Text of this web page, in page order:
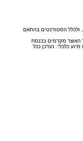
ולכלל הסטודנטים בהתאם
האוצר מקדמים בכנסת
לימוד, ומלגות סיוע כלכלי. נעדכן ככל